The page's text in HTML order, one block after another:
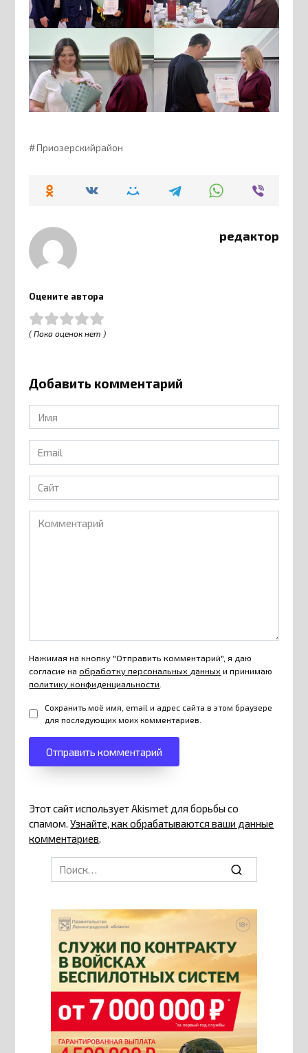
Приозерскийрайон
редактор
Оцените автора
( Пока оценок нет )
Добавить комментарий
Имя
*
Email
*
Сайт
Комментарий
Нажимая на кнопку "Отправить комментарий", я даю
согласие наобработку персональных данныхи принимаю
политику конфиденциальности.
Сохранить моё имя, email и адрес сайта в этом браузере
для последующих моих комментариев.
Этот сайт использует Akismet для борьбы со
спамом.Узнайте, как обрабатываются ваши данные
комментариев.
Search
for: